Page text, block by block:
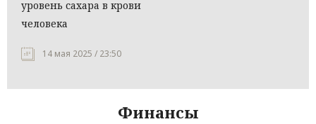
уровень сахара в крови
человека
14 мая 2025 / 23:50
Финансы